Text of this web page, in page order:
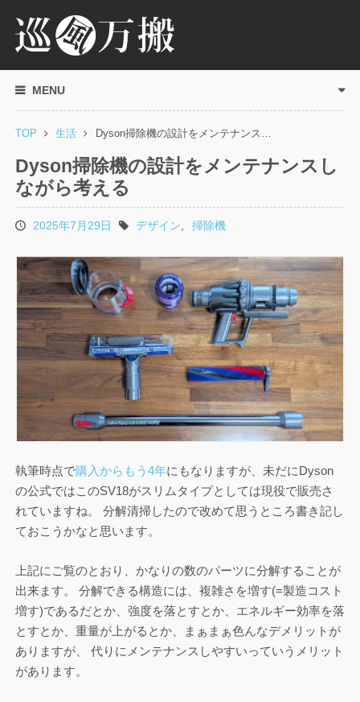
MENU
TOP 生活 Dyson掃除機の設計をメンテナンス…
Dyson掃除機の設計をメンテナンスし
ながら考える
投
日
2025年7月29日
タデザイン 掃除機
執筆時点で購入からもう4年にもなりますが、未だにDyson
の公式ではこのSV18がスリムタイプとしては現役で販売さ
れていますね。 分解清掃したので改めて思うところ書き記し
ておこうかなと思います。
上記にご覧のとおり、かなりの数のパーツに分解することが
出来ます。 分解できる構造には、複雑さを増す(=製造コスト
増す)であるだとか、強度を落とすとか、エネルギー効率を落
とすとか、重量が上がるとか、まぁまぁ色んなデメリットが
ありますが、 代りにメンテナンスしやすいっていうメリット
があります。